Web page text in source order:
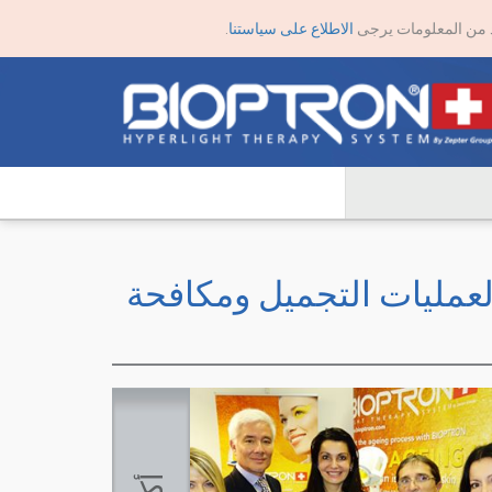
من المعلومات يرجى الاطلاع على سياستنا
التجميل ومكافحة